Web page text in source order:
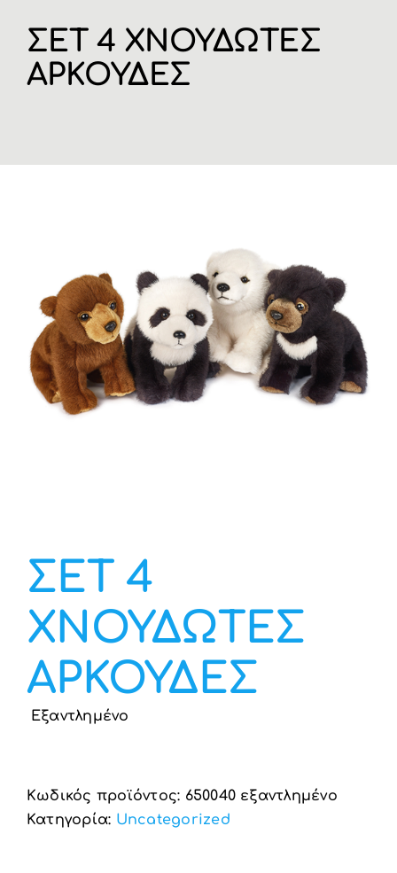
Η ΕΤΑΙΡΙΑ
ΠΡΟΪΟΝΤΑ
ΝΕΑ
ΑΡΘΡΑ
ΕΠΙΚΟΙΝΩΝΙΑ
ΣΕΤ 4 ΧΝΟΥΔΩΤΕΣ
ΑΡΚΟΥΔΕΣ
ΣΕΤ 4
ΧΝΟΥΔΩΤΕΣ
ΑΡΚΟΥΔΕΣ
Εξαντλημένο
Κωδικός προϊόντος: 650040 εξαντλημένο
Κατηγορία: Uncategorized